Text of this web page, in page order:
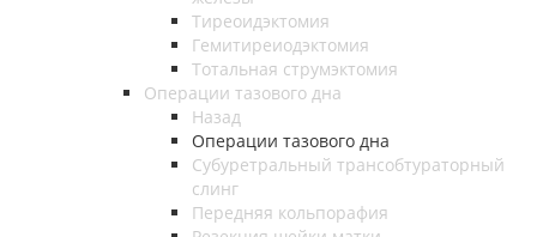
Тиреоидэктомия
Гемитиреиодэктомия
Тотальная струмэктомия
Операции тазового дна
Назад
Операции тазового дна
Субуретральный трансобтураторный
слинг
Передняя кольпорафия